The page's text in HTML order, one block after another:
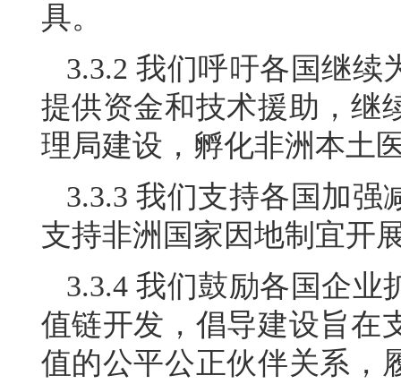
具。
3.3.2 我们呼吁各国继
提供资金和技术援助，继
理局建设，孵化非洲本土
3.3.3 我们支持各国加
支持非洲国家因地制宜开
3.3.4 我们鼓励各国企
值链开发，倡导建设旨在
值的公平公正伙伴关系，